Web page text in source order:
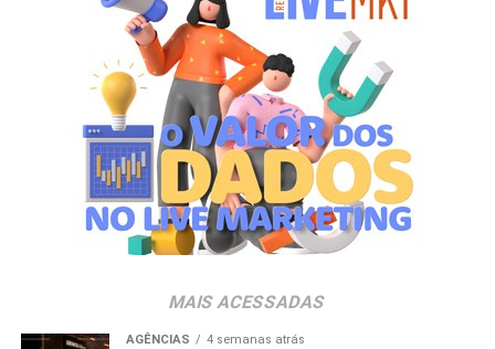
MAIS ACESSADAS
AGÊNCIAS 4 semanas atrás